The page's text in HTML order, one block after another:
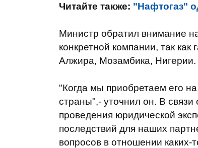
Читайте также: "Нафтогаз"
Министр обратил внимание
конкретной компании, так
Алжира, Мозамбика, Нигерии.
"Когда мы приобретаем его
страны",- уточнил он. В
проведения юридической
последствий для наших
вопросов в отношении